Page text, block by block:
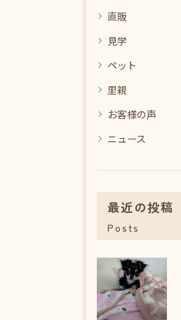
直販
見学
ペット
里親
お客様の声
ニュース
最近の投稿
Posts